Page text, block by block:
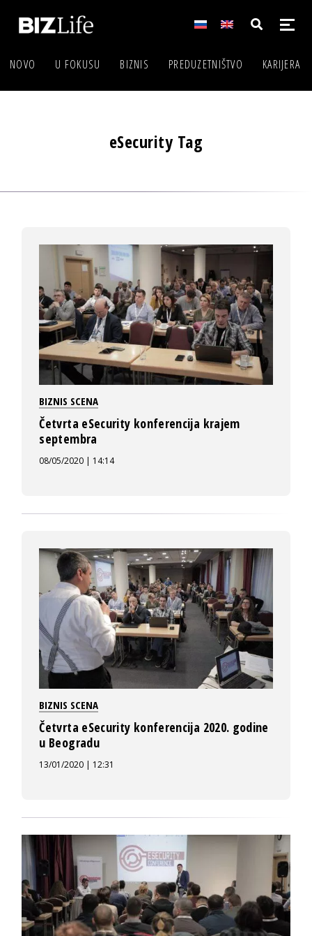
NOVO U FOKUSU BIZNIS PREDUZETNIŠTVO KARIJERA
eSecurity Tag
BIZNIS SCENA
Četvrta eSecurity konferencija krajem
septembra
08/05/2020 | 14:14
BIZNIS SCENA
Četvrta eSecurity konferencija 2020. godine
u Beogradu
13/01/2020 | 12:31